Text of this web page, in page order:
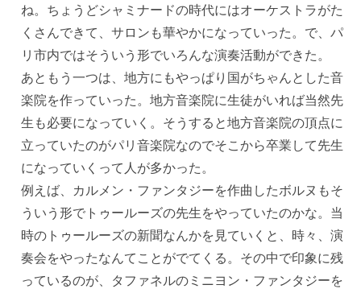
ね。ちょうどシャミナードの時代にはオーケストラがた
くさんできて、サロンも華やかになっていった。で、パ
リ市内ではそういう形でいろんな演奏活動ができた。
あともう一つは、地方にもやっぱり国がちゃんとした音
楽院を作っていった。地方音楽院に生徒がいれば当然先
生も必要になっていく。そうすると地方音楽院の頂点に
立っていたのがパリ音楽院なのでそこから卒業して先生
になっていくって人が多かった。
例えば、カルメン・ファンタジーを作曲したボルヌもそ
ういう形でトゥールーズの先生をやっていたのかな。当
時のトゥールーズの新聞なんかを見ていくと、時々、演
奏会をやったなんてことがでてくる。その中で印象に残
っているのが、タファネルのミニヨン・ファンタジーを